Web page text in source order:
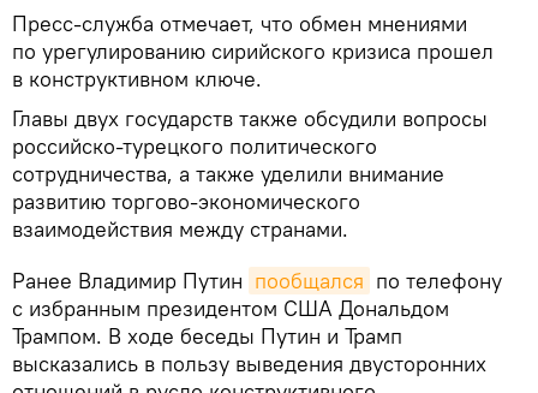
Пресс-служба отмечает, что обмен мнениями
по урегулированию сирийского кризиса прошел
в конструктивном ключе.
Главы двух государств также обсудили вопросы
российско-турецкого политического
сотрудничества, а также уделили внимание
развитию торгово-экономического
взаимодействия между странами.
Ранее Владимир Путин пообщался по телефону
с избранным президентом США Дональдом
Трампом. В ходе беседы Путин и Трамп
высказались в пользу выведения двусторонних